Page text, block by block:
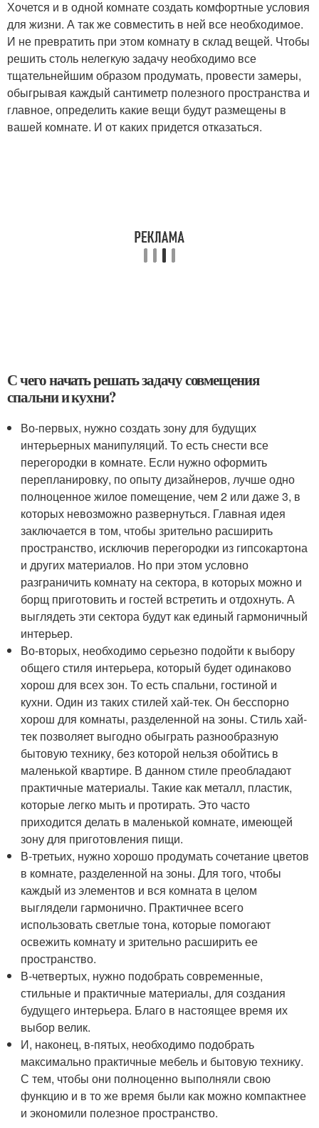
Хочется и в одной комнате создать комфортные условия
для жизни. А так же совместить в ней все необходимое.
И не превратить при этом комнату в склад вещей. Чтобы
решить столь нелегкую задачу необходимо все
тщательнейшим образом продумать, провести замеры,
обыгрывая каждый сантиметр полезного пространства и
главное, определить какие вещи будут размещены в
вашей комнате. И от каких придется отказаться.
С чего начать решать задачу совмещения
спальни и кухни?
Во-первых, нужно создать зону для будущих
интерьерных манипуляций. То есть снести все
перегородки в комнате. Если нужно оформить
перепланировку, по опыту дизайнеров, лучше одно
полноценное жилое помещение, чем 2 или даже 3, в
которых невозможно развернуться. Главная идея
заключается в том, чтобы зрительно расширить
пространство, исключив перегородки из гипсокартона
и других материалов. Но при этом условно
разграничить комнату на сектора, в которых можно и
борщ приготовить и гостей встретить и отдохнуть. А
выглядеть эти сектора будут как единый гармоничный
интерьер.
Во-вторых, необходимо серьезно подойти к выбору
общего стиля интерьера, который будет одинаково
хорош для всех зон. То есть спальни, гостиной и
кухни. Один из таких стилей хай-тек. Он бесспорно
хорош для комнаты, разделенной на зоны. Стиль хай-
тек позволяет выгодно обыграть разнообразную
бытовую технику, без которой нельзя обойтись в
маленькой квартире. В данном стиле преобладают
практичные материалы. Такие как металл, пластик,
которые легко мыть и протирать. Это часто
приходится делать в маленькой комнате, имеющей
зону для приготовления пищи.
В-третьих, нужно хорошо продумать сочетание цветов
в комнате, разделенной на зоны. Для того, чтобы
каждый из элементов и вся комната в целом
выглядели гармонично. Практичнее всего
использовать светлые тона, которые помогают
освежить комнату и зрительно расширить ее
пространство.
В-четвертых, нужно подобрать современные,
стильные и практичные материалы, для создания
будущего интерьера. Благо в настоящее время их
выбор велик.
И, наконец, в-пятых, необходимо подобрать
максимально практичные мебель и бытовую технику.
С тем, чтобы они полноценно выполняли свою
функцию и в то же время были как можно компактнее
и экономили полезное пространство.